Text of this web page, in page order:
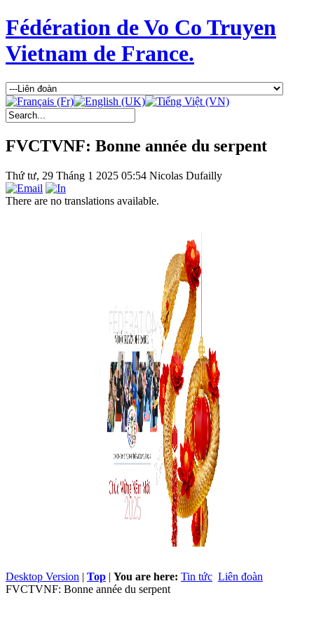
Fédération de Vo Co Truyen
Vietnam de France.
FVCTVNF: Bonne année du serpent
Thứ tư, 29 Tháng 1 2025 05:54 Nicolas Dufailly
There are no translations available.
Desktop Version | Top | You are here: Tin tức Liên đoàn
FVCTVNF: Bonne année du serpent